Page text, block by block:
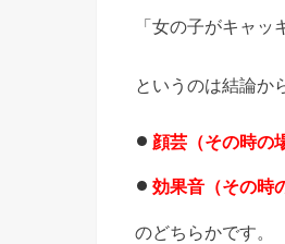
「女の子がキャッ
というのは結論か
顔芸（その時の
効果音（その時
のどちらかです。